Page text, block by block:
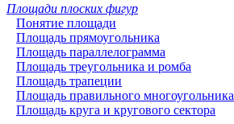
Площади плоских фигур
Понятие площади
Площадь прямоугольника
Площадь параллелограмма
Площадь треугольника и ромба
Площадь трапеции
Площадь правильного многоугольника
Площадь круга и кругового сектора